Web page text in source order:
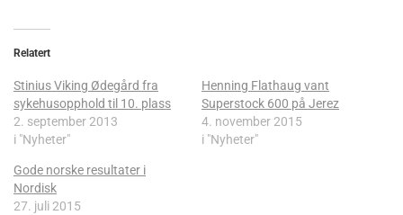
Relatert
Stinius Viking Ødegård fra
sykehusopphold til 10. plass
2. september 2013
i "Nyheter"
Henning Flathaug vant
Superstock 600 på Jerez
4. november 2015
i "Nyheter"
Gode norske resultater i
Nordisk
27. juli 2015